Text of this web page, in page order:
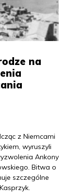
na
z Niemcami
wyruszyli
Ankony
Bitwa o
szczególne